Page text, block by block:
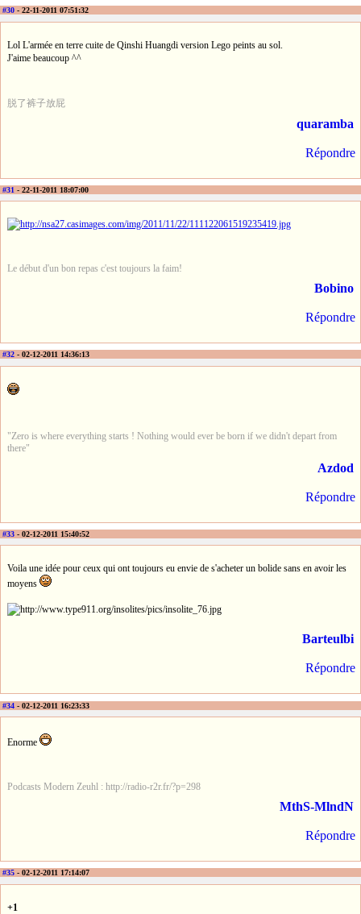
#30 - 22-11-2011 07:51:32
Lol L'armée en terre cuite de Qinshi Huangdi version Lego peints au sol.
J'aime beaucoup ^^
脱了裤子放屁
quaramba
Répondre
#31 - 22-11-2011 18:07:00
Le début d'un bon repas c'est toujours la faim!
Bobino
Répondre
#32 - 02-12-2011 14:36:13
"Zero is where everything starts ! Nothing would ever be born if we didn't depart from
there"
Azdod
Répondre
#33 - 02-12-2011 15:40:52
Voila une idée pour ceux qui ont toujours eu envie de s'acheter un bolide sans en avoir les
moyens
Barteulbi
Répondre
#34 - 02-12-2011 16:23:33
Enorme
Podcasts Modern Zeuhl : http://radio-r2r.fr/?p=298
MthS-MlndN
Répondre
#35 - 02-12-2011 17:14:07
+1